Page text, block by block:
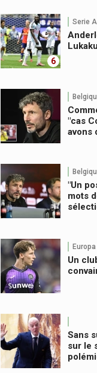
6
Serie A
"cas
avons
"Un
mots
Un
Sans
sur le